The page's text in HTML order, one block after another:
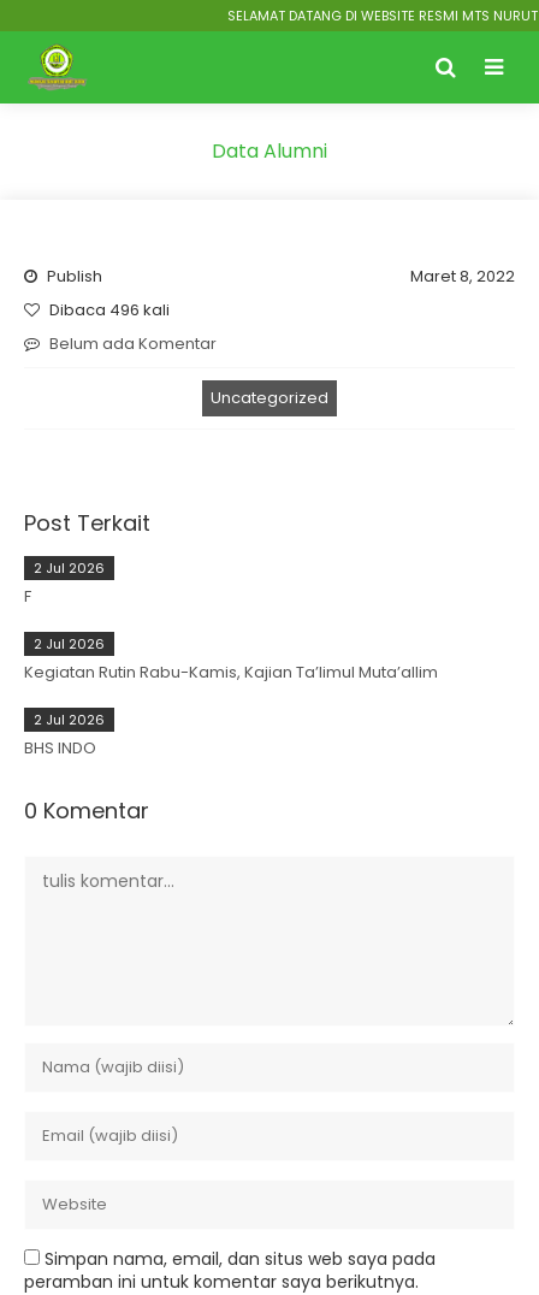
SELAMAT DATANG DI WEBSITE RESMI MTS NURUT
Data Alumni
Publish
Maret 8, 2022
Dibaca 496 kali
Belum ada Komentar
Uncategorized
Post Terkait
2 Jul 2026
F
2 Jul 2026
Kegiatan Rutin Rabu-Kamis, Kajian Ta’limul Muta’allim
2 Jul 2026
BHS INDO
0 Komentar
Simpan nama, email, dan situs web saya pada
peramban ini untuk komentar saya berikutnya.